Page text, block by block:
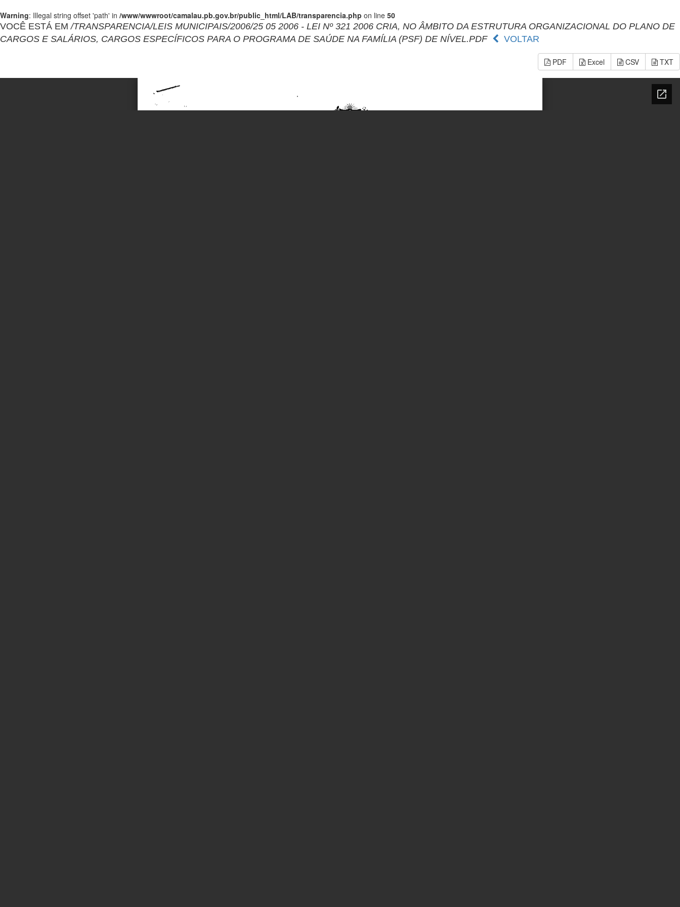
Warning: Illegal string offset 'path' in /www/wwwroot/camalau.pb.gov.br/public_html/LAB/transparencia.php on line 50
VOCÊ ESTÁ EM/TRANSPARENCIA/LEIS MUNICIPAIS/2006/25 05 2006 - LEI Nº 321 2006 CRIA, NO ÂMBITO DA ESTRUTURA ORGANIZACIONAL DO PLANO DE
CARGOS E SALÁRIOS, CARGOS ESPECÍFICOS PARA O PROGRAMA DE SAÚDE NA FAMÍLIA (PSF) DE NÍVEL.PDF
VOLTAR
PDF Excel CSV TXT